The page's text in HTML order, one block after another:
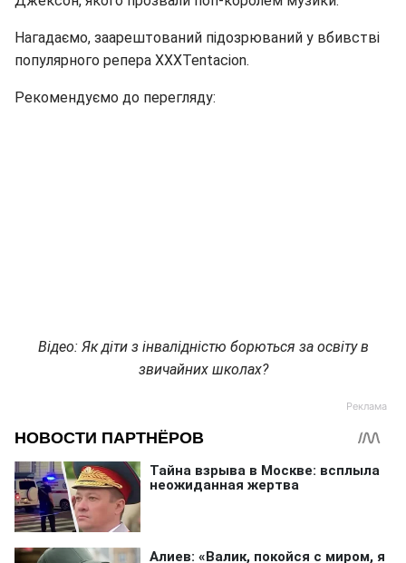
Нагадаємо, заарештований підозрюваний у вбивстві
популярного репера XXXTentacion.
Рекомендуємо до перегляду:
Відео: Як діти з інвалідністю борються за освіту в
звичайних школах?